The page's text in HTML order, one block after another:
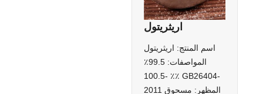
اريثريتول
اسم المنتج: اريثريتول
المواصفات: 99.5٪
-100.5 ٪٪ GB26404-
2011 المظهر: مسحوق